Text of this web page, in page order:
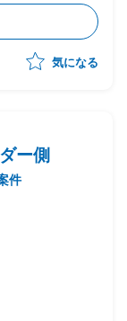
ンサルティン
義、設計支援
件整理、調整
気になる
ー側
件